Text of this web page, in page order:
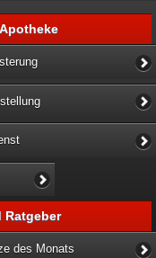
Ratgeber
des Monats